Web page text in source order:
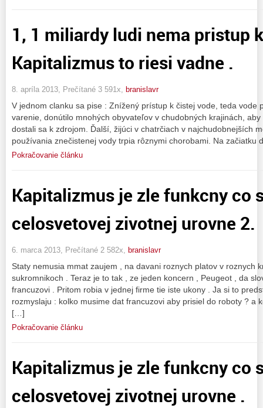
1, 1 miliardy ludi nema pristup
Kapitalizmus to riesi vadne .
8. apríla 2013, Prečítané 3 591x, branislavr
V jednom clanku sa pise : Znížený prístup k čistej vode, teda vode
varenie, donútilo mnohých obyvateľov v chudobných krajinách,
dostali sa k zdrojom. Ďalší, žijúci v chatrčiach v najchudobnejších
používania znečistenej vody trpia rôznymi chorobami. Na začiatku
Pokračovanie článku
Kapitalizmus je zle funkcny co
celosvetovej zivotnej urovne 2.
6. marca 2013, Prečítané 2 582x, branislavr
Staty nemusia mmat zaujem , na davani roznych platov v roznych
sukromnikoch . Teraz je to tak , ze jeden koncern , Peugeot , da
francuzovi . Pritom robia v jednej firme tie iste ukony . Ja si to
rozmyslaju : kolko musime dat francuzovi aby prisiel do roboty ? a
[…]
Pokračovanie článku
Kapitalizmus je zle funkcny co
celosvetovej zivotnej urovne .